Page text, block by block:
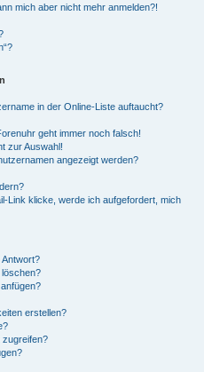
mich aber nicht mehr anmelden?!
in der Online-Liste auftaucht?
geht immer noch falsch!
zur Auswahl!
angezeigt werden?
Link klicke, werde ich aufgefordert, mich
löschen?
erstellen?
zugreifen?